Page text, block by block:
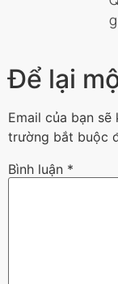
Để lại
Email của bạn
trường bắt buộc
Bình luận *